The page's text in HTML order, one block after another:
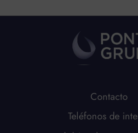
Contacto
Teléfonos de